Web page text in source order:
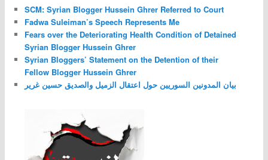
SCM: Syrian Blogger Hussein Ghrer Referred to Court
Fadwa Suleiman’s Speech Represents Me
Fears over the Deteriorating Health Condition of Detained
Syrian Blogger Hussein Ghrer
Syrian Bloggers’ Statement on the Detention of their
Fellow Blogger Hussein Ghrer
بيان المدونين السوريين حول اعتقال الزميل والصديق حسين غرير